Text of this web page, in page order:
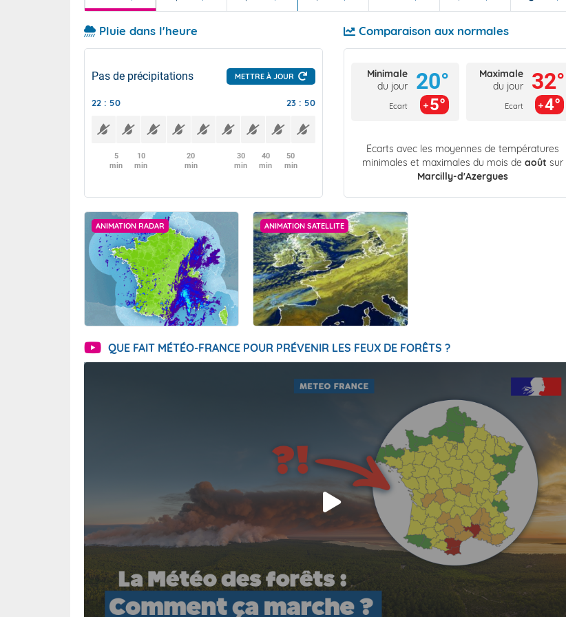
Pluie dans l'heure
Pas de précipitations METTRE À JOUR
22 : 50 23 : 50
5
min
10
min
20
min
30
min
40
min
50
min
Comparaison aux normales
Minimale
du jour
Ecart
20°
5°
Maximale
du jour
Ecart
32°
4°
Écarts avec les moyennes de températures
minimales et maximales du mois de août sur
Marcilly-d'Azergues
ANIMATION RADAR ANIMATION SATELLITE
QUE FAIT MÉTÉO-FRANCE POUR PRÉVENIR LES FEUX DE FORÊTS ?